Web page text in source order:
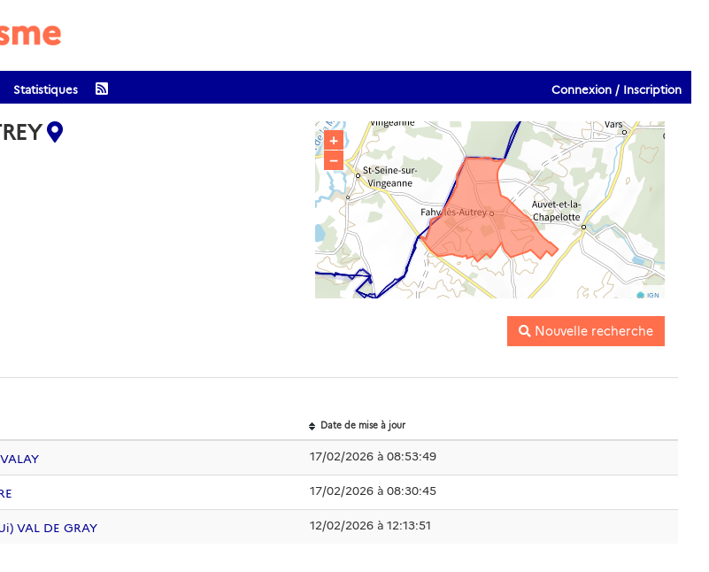
Statistiques Connexion / Inscription
+
−
IGN
Nouvelle recherche
Date de mise à jour
17/02/2026 à 08:53:49
17/02/2026 à 08:30:45
VAL DE GRAY 12/02/2026 à 12:13:51